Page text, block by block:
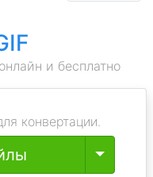
и бесплатно
конвертации.
Toggle